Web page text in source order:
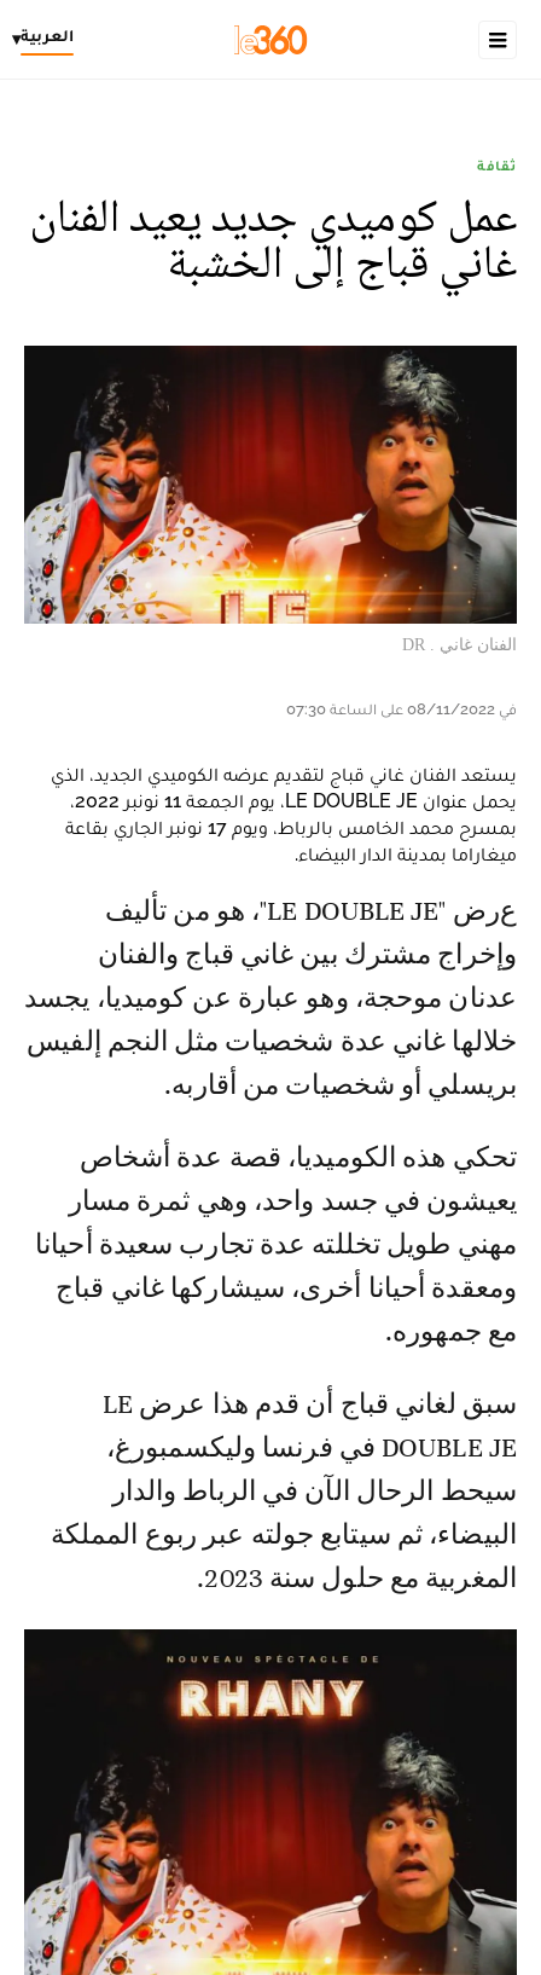
العربية▾
ثقافة
عمل كوميدي جديد يعيد الفنان
غاني قباج إلى الخشبة
الفنان غاني . DR
في 08/11/2022 على الساعة 07:30
يستعد الفنان غاني قباج لتقديم عرضه الكوميدي الجديد، الذي
يحمل عنوان LE DOUBLE JE، يوم الجمعة 11 نونبر 2022،
بمسرح محمد الخامس بالرباط، ويوم 17 نونبر الجاري بقاعة
ميغاراما بمدينة الدار البيضاء.
عرض "LE DOUBLE JE"، هو من تأليف
وإخراج مشترك بين غاني قباج والفنان
عدنان موحجة، وهو عبارة عن كوميديا، يجسد
خلالها غاني عدة شخصيات مثل النجم إلفيس
بريسلي أو شخصيات من أقاربه.
تحكي هذه الكوميديا، قصة عدة أشخاص
يعيشون في جسد واحد، وهي ثمرة مسار
مهني طويل تخللته عدة تجارب سعيدة أحيانا
ومعقدة أحيانا أخرى، سيشاركها غاني قباج
مع جمهوره.
سبق لغاني قباج أن قدم هذا عرض LE
DOUBLE JE في فرنسا وليكسمبورغ،
سيحط الرحال الآن في الرباط والدار
البيضاء، ثم سيتابع جولته عبر ربوع المملكة
المغربية مع حلول سنة 2023.